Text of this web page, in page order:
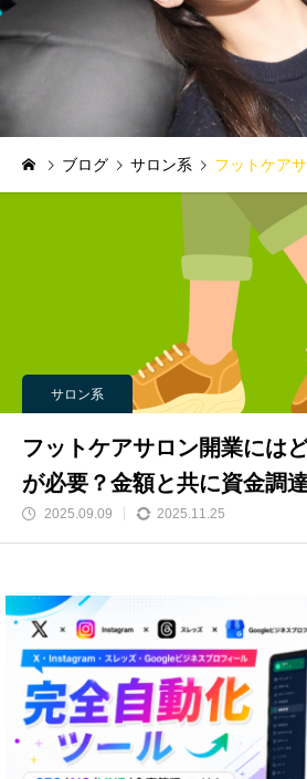
ブログ サロン系 フットケア
サロン系
フットケアサロン開業には
が必要？金額と共に資金調
2025.09.09 2025.11.25